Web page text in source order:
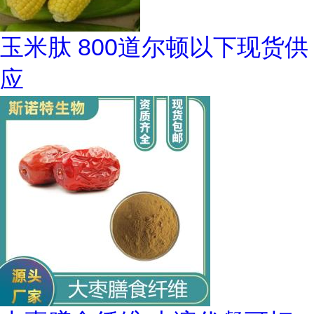
玉米肽 800道尔顿以下现货供
应